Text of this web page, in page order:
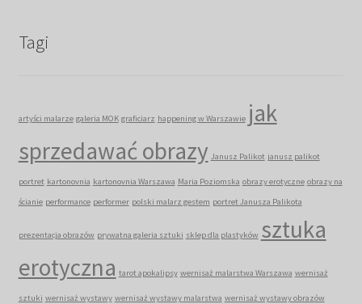
Tagi
artyści malarze galeria MOK graficiarz happening w Warszawie jak
sprzedawać obrazy Janusz Palikot janusz palikot
portret kartonovnia kartonovnia Warszawa Maria Poziomska obrazy erotyczne obrazy na
ścianie performance performer polski malarz gestem portret Janusza Palikota
prezentacja obrazów prywatna galeria sztuki sklep dla plastyków sztuka
erotyczna tarot apokalipsy wernisaż malarstwa Warszawa wernisaż
sztuki wernisaż wystawy wernisaż wystawy malarstwa wernisaż wystawy obrazów